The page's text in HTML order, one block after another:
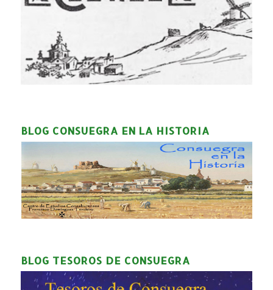
BLOG CONSUEGRA EN LA HISTORIA
BLOG TESOROS DE CONSUEGRA